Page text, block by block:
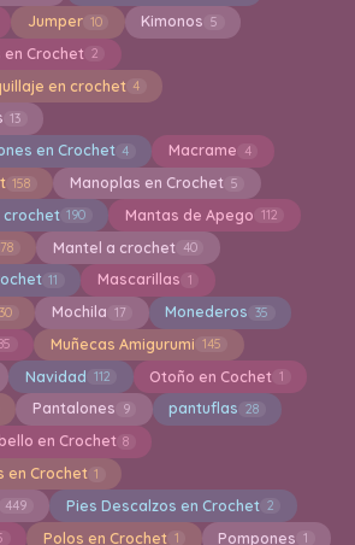
Jumper 10 Kimonos 5
en Crochet 2
en crochet 4
13
en Crochet 4 Macrame 4
158 Manoplas en Crochet 5
crochet 190 Mantas de Apego 112
Mantel a crochet 40
11 Mascarillas 1
30 Mochila 17 Monederos 35
Muñecas Amigurumi 145
Navidad 112 Otoño en Cochet 1
Pantalones 9 pantuflas 28
en Crochet 8
en Crochet 1
449 Pies Descalzos en Crochet 2
Polos en Crochet 1 Pompones 1